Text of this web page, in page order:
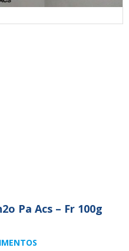
Pa Acs – Fr 100g